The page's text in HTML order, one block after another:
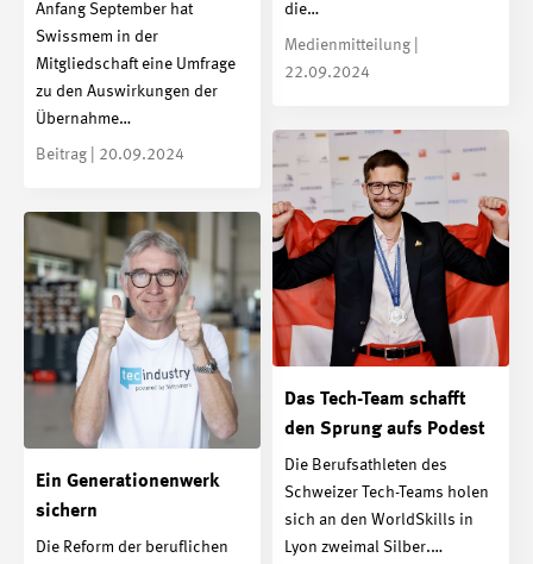
die…
Medienmitteilung |
22.09.2024
Anfang September hat
Swissmem in der
Mitgliedschaft eine Umfrage
zu den Auswirkungen der
Übernahme…
Beitrag | 20.09.2024
Das Tech-Team schafft
den Sprung aufs Podest
Die Berufsathleten des
Schweizer Tech-Teams holen
sich an den WorldSkills in
Lyon zweimal Silber.…
Ein Generationenwerk
sichern
Die Reform der beruflichen